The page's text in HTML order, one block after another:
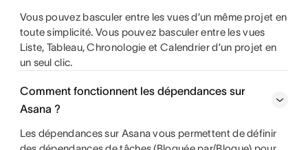
Vous pouvez basculer entre les vues d’un même projet en
toute simplicité. Vous pouvez basculer entre les vues
Liste, Tableau, Chronologie et Calendrier d’un projet en
un seul clic.
Comment fonctionnent les dépendances sur
Asana ?
Les dépendances sur Asana vous permettent de définir